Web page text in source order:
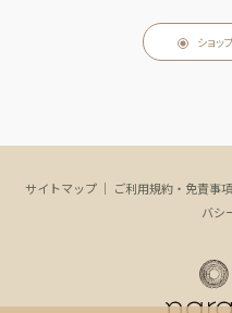
ショッ
サイトマップ ｜ ご利用規約・免責事
バシ